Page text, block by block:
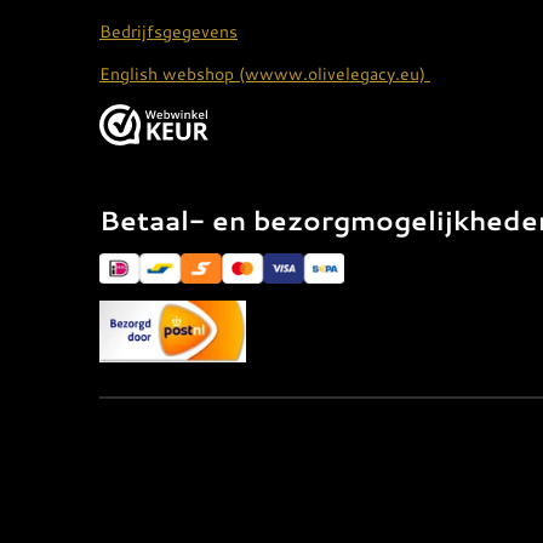
Bedrijfsgegevens
English webshop (wwww.olivelegacy.eu)
Betaal- en